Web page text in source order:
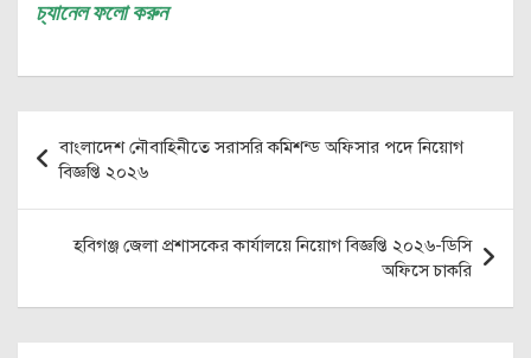
চ্যানেলফলো করুন
navigation
বাংলাদেশ নৌবাহিনীতে সরাসরি কমিশন্ড অফিসার পদে নিয়োগ
বিজ্ঞপ্তি ২০২৬
হবিগঞ্জ জেলা প্রশাসকের কার্যালয়ে নিয়োগ বিজ্ঞপ্তি ২০২৬-ডিসি
অফিসে চাকরি